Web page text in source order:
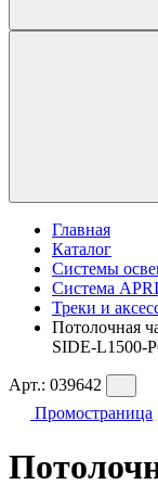
Главная
Каталог
Системы
Система
Треки и
Потолочная
SIDE-L1500-
Арт.: 039642
Промостраница